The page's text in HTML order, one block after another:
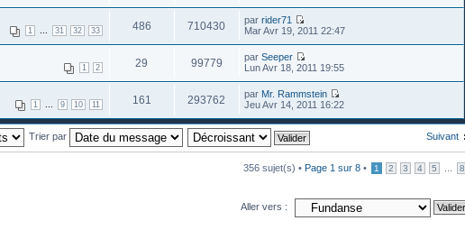
1 31 32 33 486 710430 par rider71
Mar Avr 19, 2011 22:47
1 2 29 99779 par Seeper
Lun Avr 18, 2011 19:55
1 9 10 11 161 293762 par Mr. Rammstein
Jeu Avr 14, 2011 16:22
Suivant
Trier par
356 sujet(s) • Page 1 sur 8 • 1 2 3 4 5 8
Aller vers :